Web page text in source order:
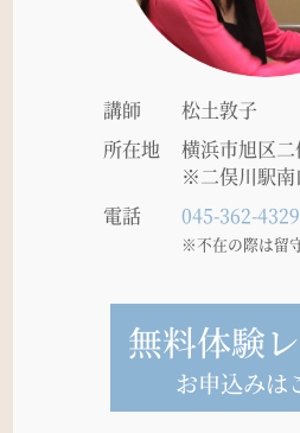
講師
松土敦子
所在地
横浜市旭区
※二俣川駅南
電話
045-362-4329
※不在の際は留
無料体験
お申込みは